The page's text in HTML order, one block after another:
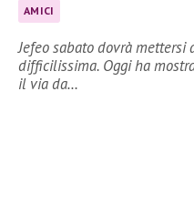
AMICI
Jefeo sabato dovrà
difficilissima. Oggi ha
il via da…